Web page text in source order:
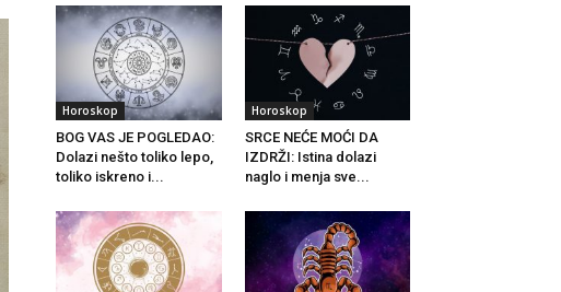
Horoskop
BOG VAS JE POGLEDAO:
Dolazi nešto toliko lepo,
toliko iskreno i...
Horoskop
SRCE NEĆE MOĆI DA
IZDRŽI: Istina dolazi
naglo i menja sve...